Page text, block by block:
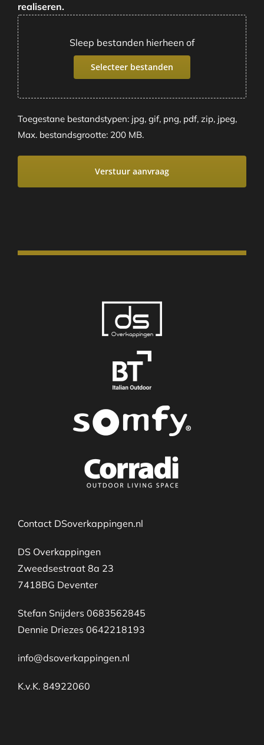
realiseren.
Sleep bestanden hierheen of
Selecteer bestanden
Toegestane bestandstypen: jpg, gif, png, pdf, zip, jpeg,
Max. bestandsgrootte: 200 MB.
Contact DSoverkappingen.nl
DS Overkappingen
Zweedsestraat 8a 23
7418BG Deventer
Stefan Snijders 0683562845
Dennie Driezes 0642218193
info@dsoverkappingen.nl
K.v.K. 84922060